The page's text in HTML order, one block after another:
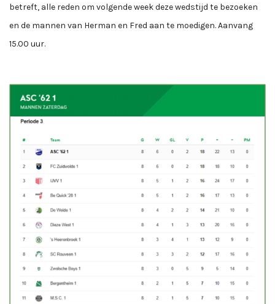
betreft, alle reden om volgende week deze wedstijd te bezoeken
en de mannen van Herman en Fred aan te moedigen. Aanvang
15.00 uur.